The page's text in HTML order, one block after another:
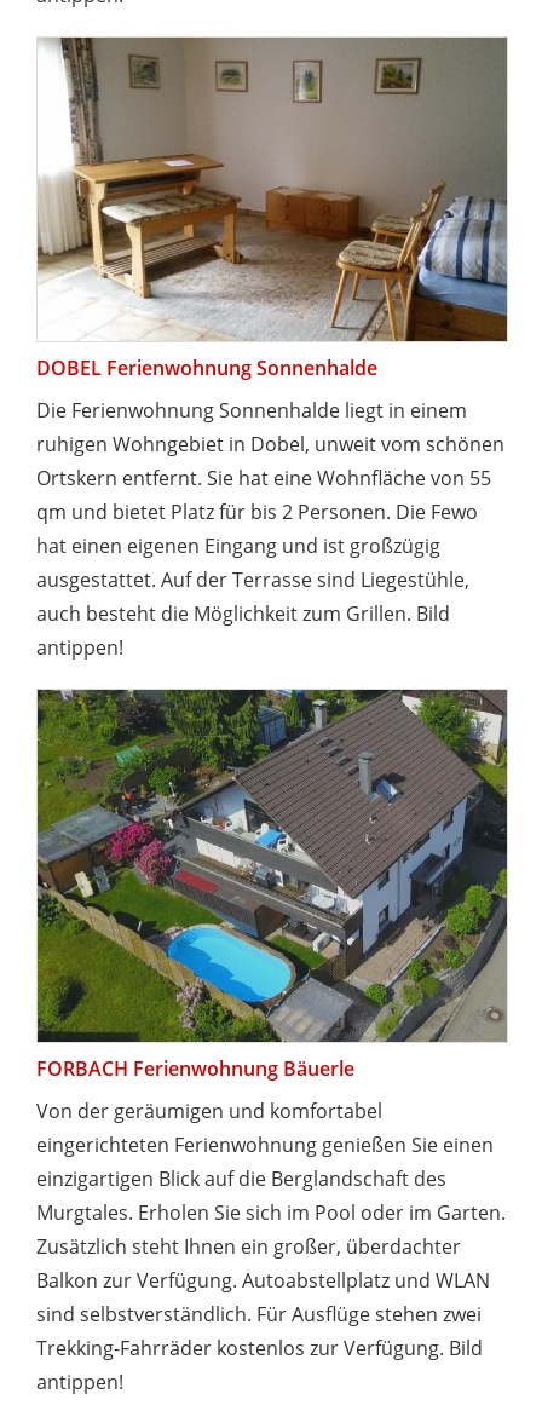
DOBEL Ferienwohnung Sonnenhalde
Die Ferienwohnung Sonnenhalde liegt in einem
ruhigen Wohngebiet in Dobel, unweit vom schönen
Ortskern entfernt. Sie hat eine Wohnfläche von 55
qm und bietet Platz für bis 2 Personen. Die Fewo
hat einen eigenen Eingang und ist großzügig
ausgestattet. Auf der Terrasse sind Liegestühle,
auch besteht die Möglichkeit zum Grillen. Bild
antippen!
FORBACH Ferienwohnung Bäuerle
Von der geräumigen und komfortabel
eingerichteten Ferienwohnung genießen Sie einen
einzigartigen Blick auf die Berglandschaft des
Murgtales. Erholen Sie sich im Pool oder im Garten.
Zusätzlich steht Ihnen ein großer, überdachter
Balkon zur Verfügung. Autoabstellplatz und WLAN
sind selbstverständlich. Für Ausflüge stehen zwei
Trekking-Fahrräder kostenlos zur Verfügung. Bild
antippen!